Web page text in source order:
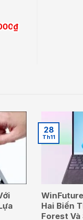
₫Giá
hiện
Hai Biến
Forest Và
28
Th11